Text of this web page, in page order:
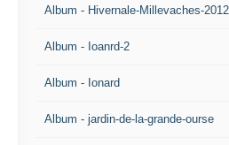
Album - Hivernale-Millevaches-2012
Album - Ioanrd-2
Album - Ionard
Album - jardin-de-la-grande-ourse